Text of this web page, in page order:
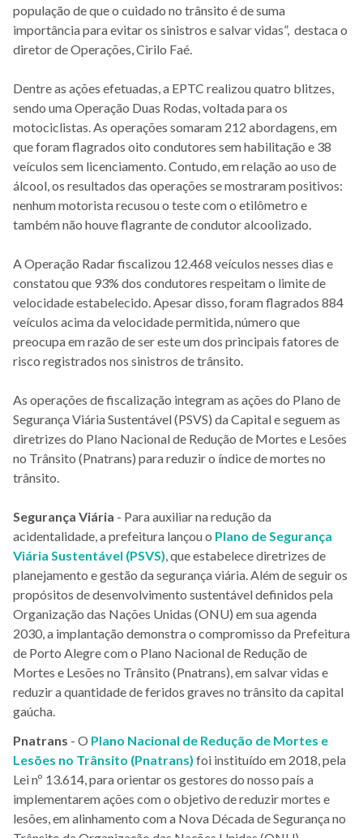
população de que o cuidado no trânsito é de suma
importância para evitar os sinistros e salvar vidas”, destaca o
diretor de Operações, Cirilo Faé.
Dentre as ações efetuadas, a EPTC realizou quatro blitzes,
sendo uma Operação Duas Rodas, voltada para os
motociclistas. As operações somaram 212 abordagens, em
que foram flagrados oito condutores sem habilitação e 38
veículos sem licenciamento. Contudo, em relação ao uso de
álcool, os resultados das operações se mostraram positivos:
nenhum motorista recusou o teste com o etilômetro e
também não houve flagrante de condutor alcoolizado.
A Operação Radar fiscalizou 12.468 veículos nesses dias e
constatou que 93% dos condutores respeitam o limite de
velocidade estabelecido. Apesar disso, foram flagrados 884
veículos acima da velocidade permitida, número que
preocupa em razão de ser este um dos principais fatores de
risco registrados nos sinistros de trânsito.
As operações de fiscalização integram as ações do Plano de
Segurança Viária Sustentável (PSVS) da Capital e seguem as
diretrizes do Plano Nacional de Redução de Mortes e Lesões
no Trânsito (Pnatrans) para reduzir o índice de mortes no
trânsito.
Segurança Viária - Para auxiliar na redução da
acidentalidade, a prefeitura lançou o Plano de Segurança
Viária Sustentável (PSVS), que estabelece diretrizes de
planejamento e gestão da segurança viária. Além de seguir os
propósitos de desenvolvimento sustentável definidos pela
Organização das Nações Unidas (ONU) em sua agenda
2030, a implantação demonstra o compromisso da Prefeitura
de Porto Alegre com o Plano Nacional de Redução de
Mortes e Lesões no Trânsito (Pnatrans), em salvar vidas e
reduzir a quantidade de feridos graves no trânsito da capital
gaúcha.
Pnatrans - O Plano Nacional de Redução de Mortes e
Lesões no Trânsito (Pnatrans) foi instituído em 2018, pela
Lei nº 13.614, para orientar os gestores do nosso país a
implementarem ações com o objetivo de reduzir mortes e
lesões, em alinhamento com a Nova Década de Segurança no